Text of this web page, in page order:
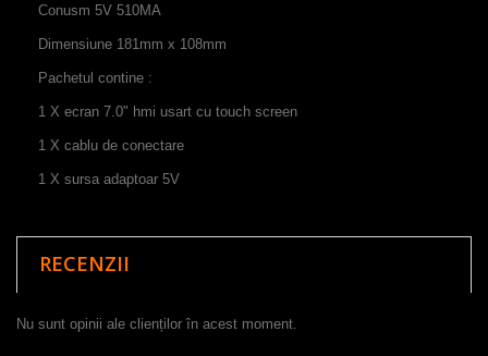
Conusm 5V 510MA
Dimensiune 181mm x 108mm
Pachetul contine :
1 X ecran 7.0" hmi usart cu touch screen
1 X cablu de conectare
1 X sursa adaptoar 5V
RECENZII
Nu sunt opinii ale clienților în acest moment.